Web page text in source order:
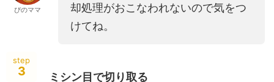
ぴのママ
却処理がおこなわれないので気をつ
けてね。
step
3 ミシン目で切り取る